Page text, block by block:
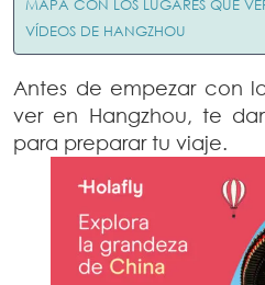
MAPA CON LOS LUGARES QUE
VÍDEOS DE HANGZHOU
Antes de empezar con
ver en Hangzhou, te
para preparar tu viaje.